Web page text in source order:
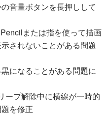
音量ボタンを長押しして
または指を使って描画
されないことがある問題
になることがある問題に
ープ解除中に横線が一時的
を修正